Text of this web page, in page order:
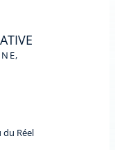
du Réel